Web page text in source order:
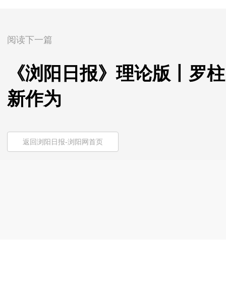
阅读下一篇
《浏阳日报》理论版丨罗
新作为
返回浏阳日报-浏阳网首页